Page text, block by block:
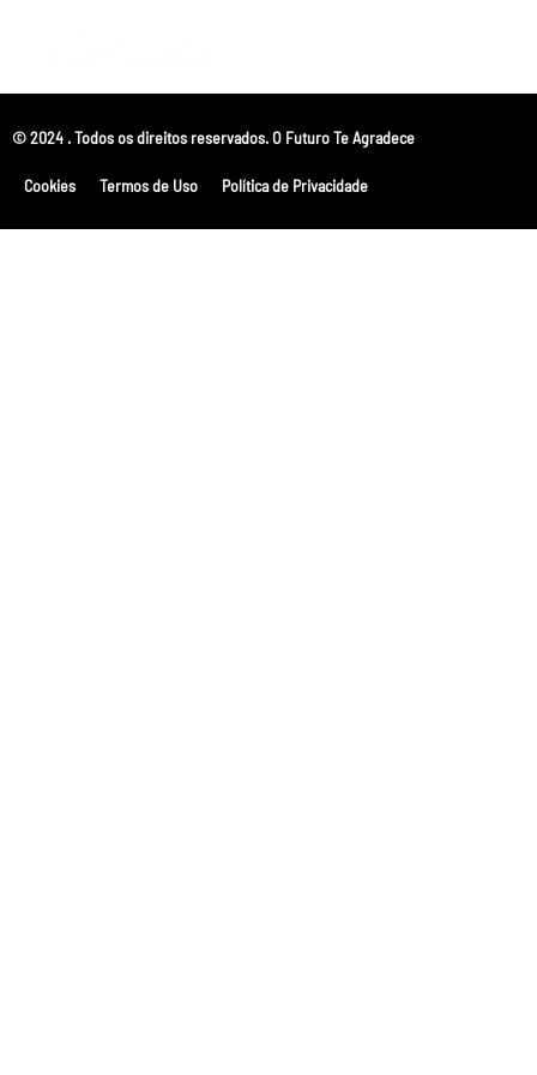
© 2024 . Todos os direitos reservados. O Futuro Te Agradece
Cookies Termos de Uso Política de Privacidade